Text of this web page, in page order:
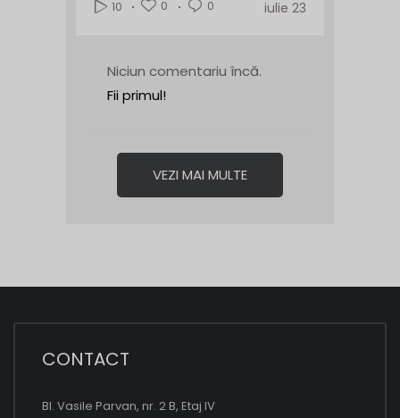
10
0 0 iulie 23
Niciun comentariu încă.
Fii primul!
VEZI MAI MULTE
CONTACT
Bl. Vasile Parvan, nr. 2 B, Etaj IV